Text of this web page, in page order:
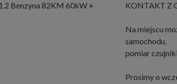
Benzyna 82KM 60kW +
KONTAKT Z
Na miejscu
samochodu,
pomiar
Prosimy o